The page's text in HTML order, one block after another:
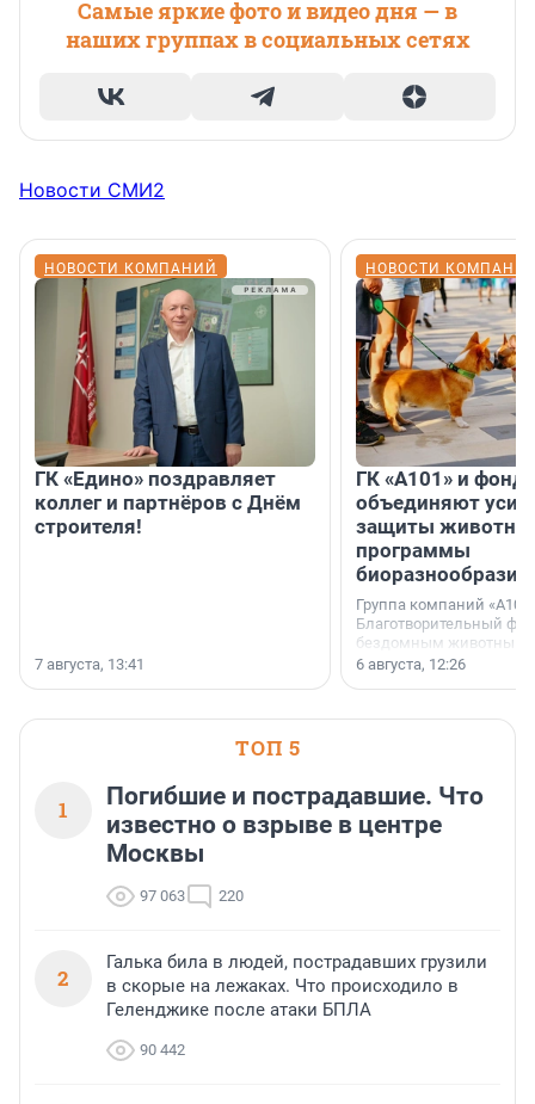
Самые яркие фото и видео дня — в
наших группах в социальных сетях
Новости СМИ2
НОВОСТИ КОМПАНИЙ
ГК «Едино» поздравляет
коллег и партнёров с Днём
строителя!
7 августа, 13:41
НОВОСТИ
ГК «А101» и фонд
объединяют
защиты
программы
биоразнообразия
Группа компаний
Благотворительный
бездомным животным
заключили соглашение
6 августа, 12:26
ТОП 5
1
Погибшие и пострадавшие. Что
известно о взрыве в центре
Москвы
97 063 220
2
Галька била в людей, пострадавших грузили
в скорые на лежаках. Что происходило в
Геленджике после атаки БПЛА
90 442